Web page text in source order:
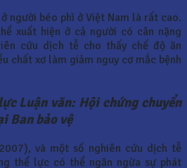
người béo phì ở Việt Nam là rất cao.
xuất hiện ở cả người có cân nặng
cứu dịch tễ cho thấy chế độ ăn
chất xơ làm giảm nguy cơ mắc bệnh
Luận văn: Hội chứng chuyển
Ban bảo vệ
và một số nghiên cứu dịch tễ
thể lực có thể ngăn ngừa sự phát